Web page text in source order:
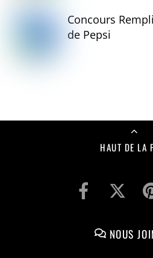
Concours
de Pepsi
HAUT DE LA
NOUS